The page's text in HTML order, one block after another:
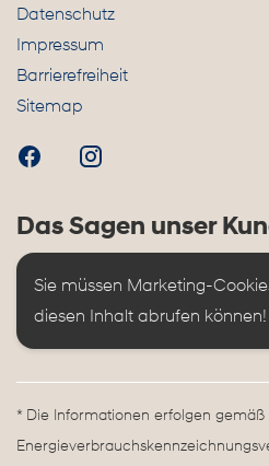
Datenschutz
Impressum
Barrierefreiheit
Sitemap
Das Sagen unser
Sie müssen Marketing-
diesen Inhalt abrufen können!
* Die Informationen erfolgen gemäß